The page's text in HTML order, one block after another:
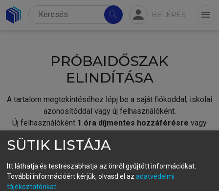
search person BELÉPÉS menu
PRÓBAIDŐSZAK
ELINDÍTÁSA
A tartalom megtekintéséhez lépj be a saját fiókoddal, iskolai
azonosítóddal vagy új felhasználóként.
Új felhasználóként 1 óra díjmentes hozzáférésre vagy
fiókoddal,vagy hozz létre új fiókot.
A regisztráció után apróbaidőszakautomatikusan
SÜTIK LISTÁJA
Itt láthatja és testreszabhatja az önről gyűjtött információkat.
További információért kérjük, olvasd el az adatvédelmi
tájékoztatónkat